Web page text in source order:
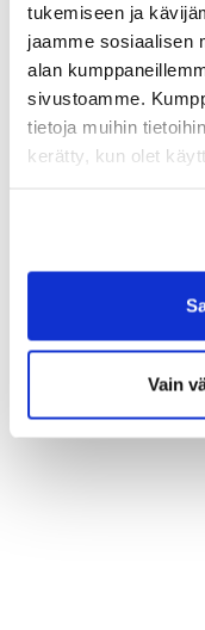
tukemiseen ja
jaamme sosiaalisen
alan
sivustoamme.
tietoja muihin
kerätty, kun olet
Vain